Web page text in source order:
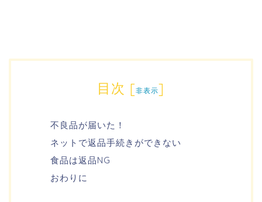
目次 [非表示]
不良品が届いた！
ネットで返品手続きができない
食品は返品NG
おわりに